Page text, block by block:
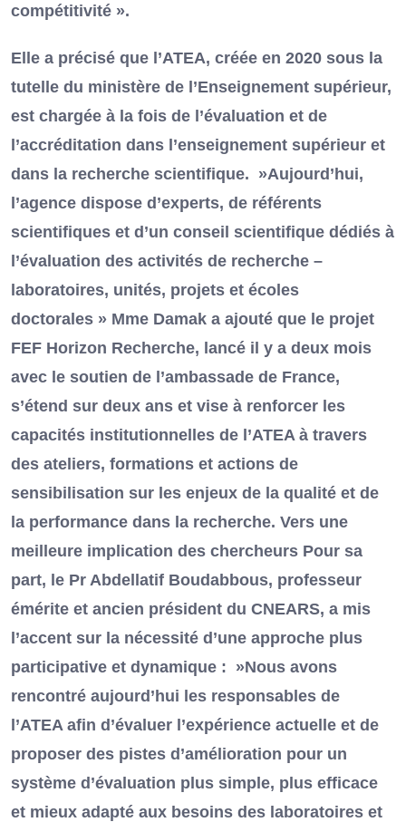
compétitivité ».
Elle a précisé que l’ATEA, créée en 2020 sous la
tutelle du ministère de l’Enseignement supérieur,
est chargée à la fois de l’évaluation et de
l’accréditation dans l’enseignement supérieur et
dans la recherche scientifique. »Aujourd’hui,
l’agence dispose d’experts, de référents
scientifiques et d’un conseil scientifique dédiés à
l’évaluation des activités de recherche –
laboratoires, unités, projets et écoles
doctorales » Mme Damak a ajouté que le projet
FEF Horizon Recherche, lancé il y a deux mois
avec le soutien de l’ambassade de France,
s’étend sur deux ans et vise à renforcer les
capacités institutionnelles de l’ATEA à travers
des ateliers, formations et actions de
sensibilisation sur les enjeux de la qualité et de
la performance dans la recherche. Vers une
meilleure implication des chercheurs Pour sa
part, le Pr Abdellatif Boudabbous, professeur
émérite et ancien président du CNEARS, a mis
l’accent sur la nécessité d’une approche plus
participative et dynamique : »Nous avons
rencontré aujourd’hui les responsables de
l’ATEA afin d’évaluer l’expérience actuelle et de
proposer des pistes d’amélioration pour un
système d’évaluation plus simple, plus efficace
et mieux adapté aux besoins des laboratoires et